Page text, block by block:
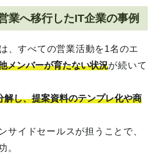
業へ移行したIT企業の事例
、すべての営業活動を1名のエ
メンバーが育たない状況が続いて
解し、提案資料のテンプレ化や商
サイドセールスが担うことで、
。